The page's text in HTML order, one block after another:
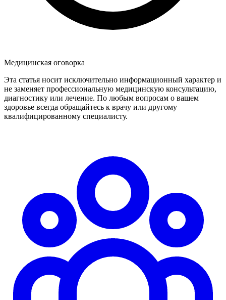
Медицинская оговорка
Эта статья носит исключительно информационный характер и
не заменяет профессиональную медицинскую консультацию,
диагностику или лечение. По любым вопросам о вашем
здоровье всегда обращайтесь к врачу или другому
квалифицированному специалисту.